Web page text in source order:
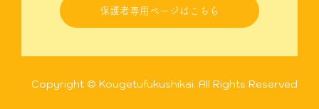
保護者専用ページはこちら
Copyright © Kougetufukushikai. All Rights Reserved